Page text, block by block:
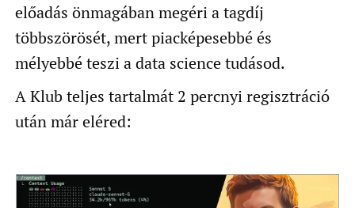
előadás önmagában megéri a tagdíj
többszörösét, mert piacképesebbé és
mélyebbé teszi a data science tudásod.
A Klub teljes tartalmát 2 percnyi regisztráció
után már eléred: